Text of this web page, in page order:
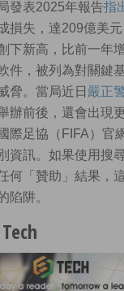
發表2025年報告指
損失，達209億美
下新高，比前一年
件，被列為對關鍵
脅。當局近日 嚴正
辦前後，還會出現
際足協（FIFA）官
資訊。如果使用搜
何「贊助」結果，
陷阱。